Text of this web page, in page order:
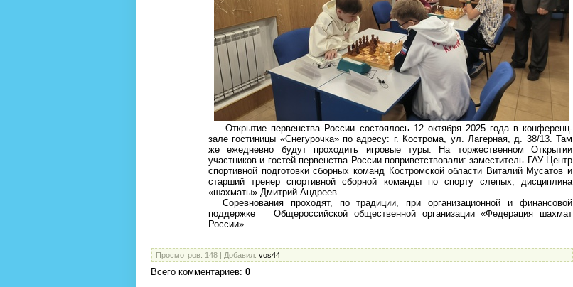
Открытие первенства России состоялось 12 октября 2025 года в конференц-
зале гостиницы «Снегурочка» по адресу: г. Кострома, ул. Лагерная, д. 38/13. Там
же ежедневно будут проходить игровые туры. На торжественном Открытии
участников и гостей первенства России поприветствовали: заместитель ГАУ Центр
спортивной подготовки сборных команд Костромской области Виталий Мусатов и
старший тренер спортивной сборной команды по спорту слепых, дисциплина
«шахматы» Дмитрий Андреев.
Соревнования проходят, по традиции, при организационной и финансовой
поддержке Общероссийской общественной организации «Федерация шахмат
России».
Просмотров: 148 | Добавил: vos44
Всего комментариев: 0